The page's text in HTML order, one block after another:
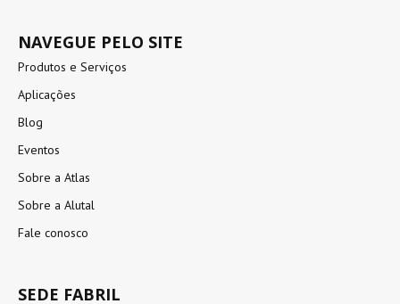
NAVEGUE PELO SITE
Produtos e Serviços
Aplicações
Blog
Eventos
Sobre a Atlas
Sobre a Alutal
Fale conosco
SEDE FABRIL